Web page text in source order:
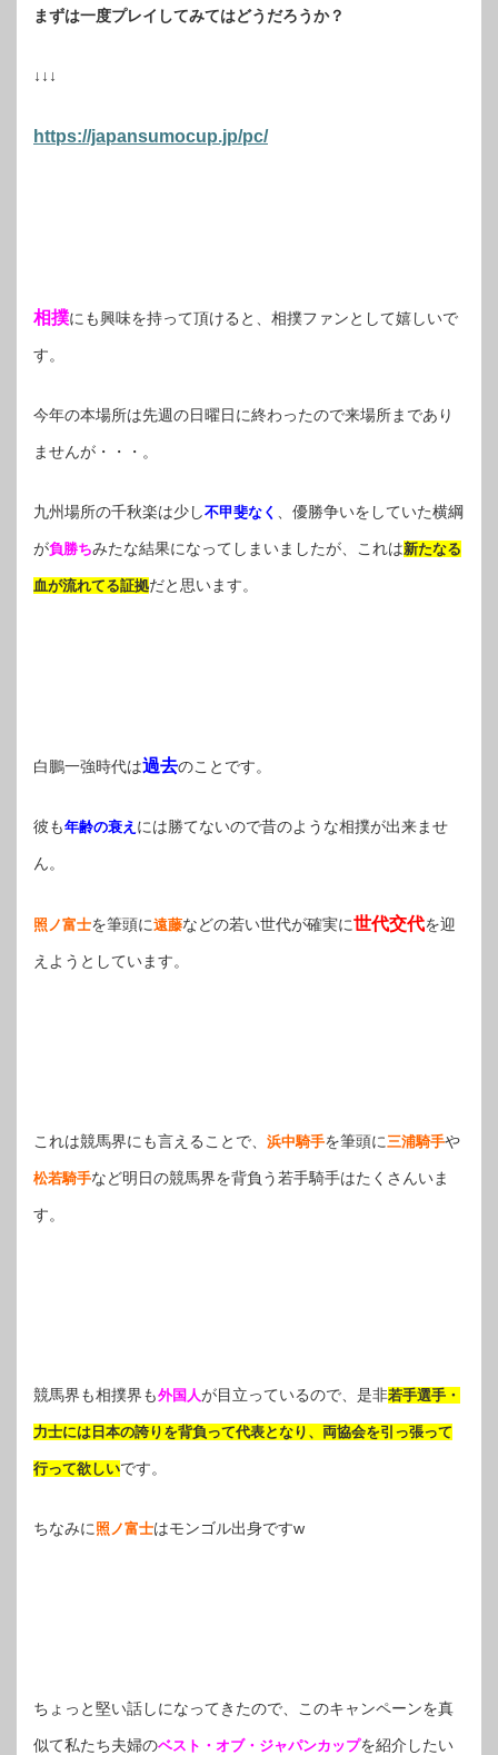
まずは一度プレイしてみてはどうだろうか？
↓↓↓
https://japansumocup.jp/pc/
相撲にも興味を持って頂けると、相撲ファンとして嬉しいで
す。
今年の本場所は先週の日曜日に終わったので来場所まであり
ませんが・・・。
九州場所の千秋楽は少し不甲斐なく 、優勝争いをしていた横綱
が負勝ちみたな結果になってしまいましたが、これは新たなる
血が流れてる証拠だと思います。
白鵬一強時代は過去のことです。
彼も年齢の衰え には勝てないので昔のような相撲が出来ませ
ん。
照ノ富士を筆頭に遠藤などの若い世代が確実に世代交代を迎
えようとしています。
これは競馬界にも言えることで、 浜中騎手を筆頭に 三浦騎手や
松若騎手など明日の競馬界を背負う若手騎手はたくさんいま
す。
競馬界も相撲界も外国人が目立っているので、是非若手選手・
力士には日本の誇りを背負って代表となり、両協会を引っ張って
行って欲しいです。
ちなみに 照ノ富士はモンゴル出身ですw
ちょっと堅い話しになってきたので、このキャンペーンを真
似て私たち夫婦のベスト・オブ・ジャパンカップを紹介したい